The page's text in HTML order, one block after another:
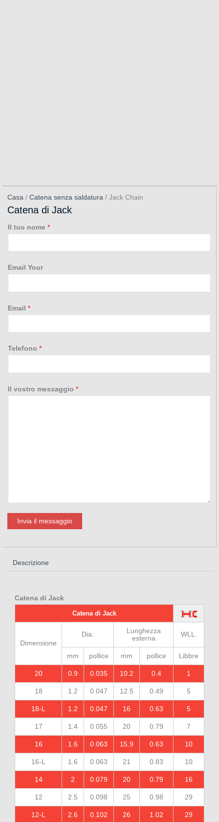
Casa / Catena senza saldatura / Jack Chain
Catena di Jack
Il tuo nome *
Email Your
Email *
Telefono *
Il vostro messaggio *
Invia il messaggio
Descrizione
Catena di Jack
Catena di Jack
Dimensione
Dia.
Lunghezza
esterna
WLL.
mm pollice mm pollice Libbre
20 0.9 0.035 10.2 0.4 1
18 1.2 0.047 12.5 0.49 5
18-L 1.2 0.047 16 0.63 5
17 1.4 0.055 20 0.79 7
16 1.6 0.063 15.9 0.63 10
16-L 1.6 0.063 21 0.83 10
14 2 0.079 20 0.79 16
12 2.5 0.098 25 0.98 29
12-L 2.6 0.102 26 1.02 29